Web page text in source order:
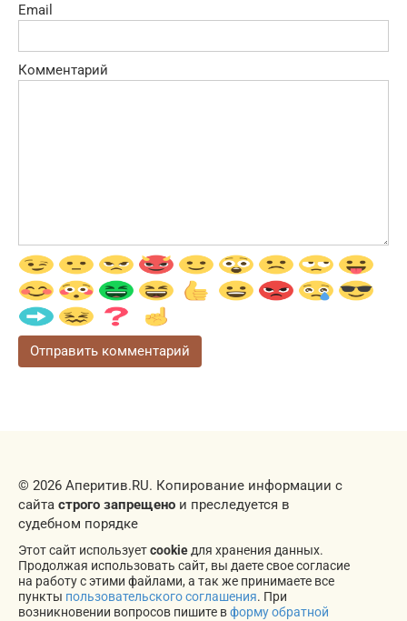
Email
Комментарий
© 2026 Аперитив.RU. Копирование информации с
сайта строго запрещено и преследуется в
судебном порядке
Этот сайт используетcookieдля хранения данных.
Продолжая использовать сайт, вы даете свое согласие
на работу с этими файлами, а так же принимаете все
пункты пользовательского соглашения. При
возникновении вопросов пишите вформу обратной